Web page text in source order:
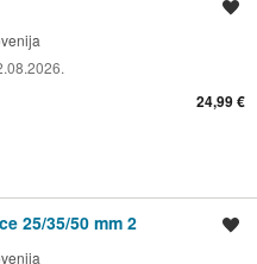
24,99 €
25/35/50 mm 2